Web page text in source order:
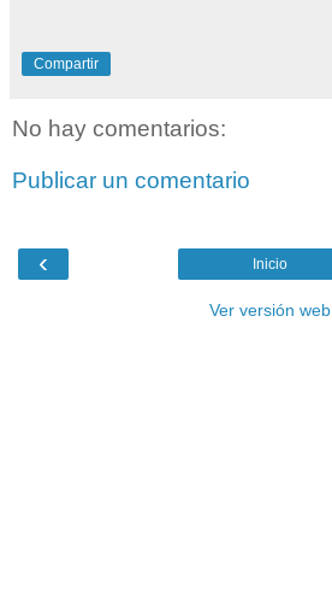
Compartir
No hay comentarios:
Publicar un comentario
‹ Inicio
Ver versión web